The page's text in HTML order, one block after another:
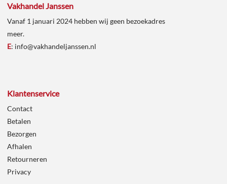
Vakhandel Janssen
Vanaf 1 januari 2024 hebben wij geen bezoekadres
meer.
E: info@vakhandeljanssen.nl
Klantenservice
Contact
Betalen
Bezorgen
Afhalen
Retourneren
Privacy